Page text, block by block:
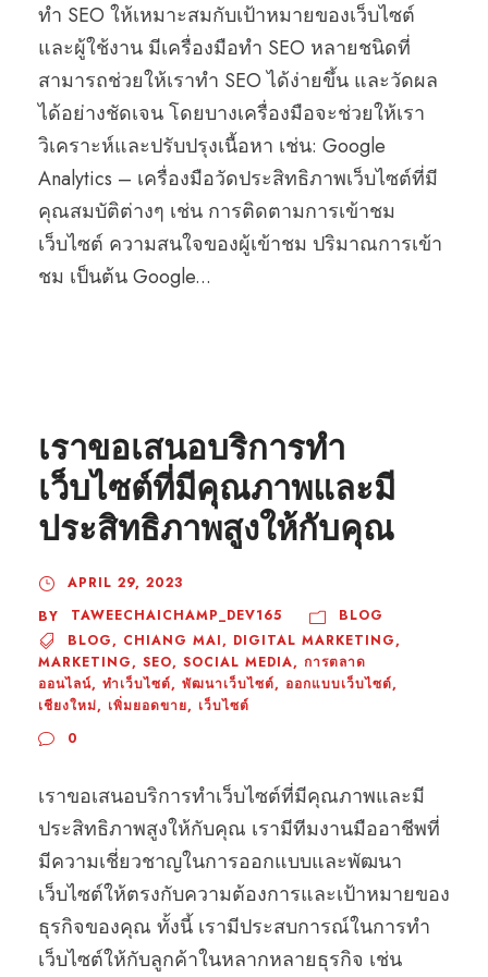
ทำ SEO ให้เหมาะสมกับเป้าหมายของเว็บไซต์
และผู้ใช้งาน มีเครื่องมือทำ SEO หลายชนิดที่
สามารถช่วยให้เราทำ SEO ได้ง่ายขึ้น และวัดผล
ได้อย่างชัดเจน โดยบางเครื่องมือจะช่วยให้เรา
วิเคราะห์และปรับปรุงเนื้อหา เช่น: Google
Analytics – เครื่องมือวัดประสิทธิภาพเว็บไซต์ที่มี
คุณสมบัติต่างๆ เช่น การติดตามการเข้าชม
เว็บไซต์ ความสนใจของผู้เข้าชม ปริมาณการเข้า
ชม เป็นต้น Google...
เราขอเสนอบริการทำ
เว็บไซต์ที่มีคุณภาพและมี
ประสิทธิภาพสูงให้กับคุณ
APRIL 29, 2023
BY
TAWEECHAICHAMP_DEV165
BLOG
BLOG, CHIANG MAI, DIGITAL MARKETING,
MARKETING, SEO, SOCIAL MEDIA, การตลาด
ออนไลน์, ทำเว็บไซต์, พัฒนาเว็บไซต์, ออกแบบเว็บไซต์,
เชียงใหม่, เพิ่มยอดขาย, เว็บไซต์
0
เราขอเสนอบริการทำเว็บไซต์ที่มีคุณภาพและมี
ประสิทธิภาพสูงให้กับคุณ เรามีทีมงานมืออาชีพที่
มีความเชี่ยวชาญในการออกแบบและพัฒนา
เว็บไซต์ให้ตรงกับความต้องการและเป้าหมายของ
ธุรกิจของคุณ ทั้งนี้ เรามีประสบการณ์ในการทำ
เว็บไซต์ให้กับลูกค้าในหลากหลายธุรกิจ เช่น